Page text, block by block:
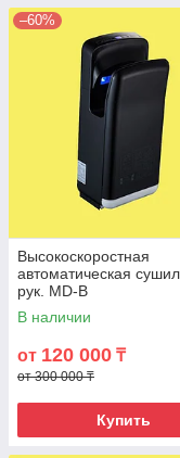
–60%
Высокоскоростная
автоматическая
рук. MD-B
В наличии
от 120 000 ₸
от 300 000 ₸
Купить